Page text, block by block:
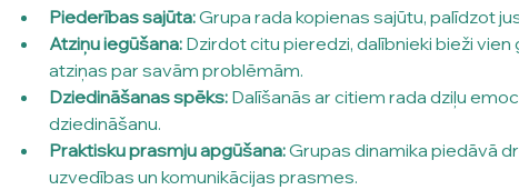
Piederības sajūta: Grupa rada kopienas sajūtu, palīdzot
Atziņu iegūšana: Dzirdot citu pieredzi, dalībnieki bieži
atziņas par savām problēmām.
Dziedināšanas spēks: Dalīšanās ar citiem rada dziļu
dziedināšanu.
Praktisku prasmju apgūšana: Grupas dinamika piedāvā
uzvedības un komunikācijas prasmes.